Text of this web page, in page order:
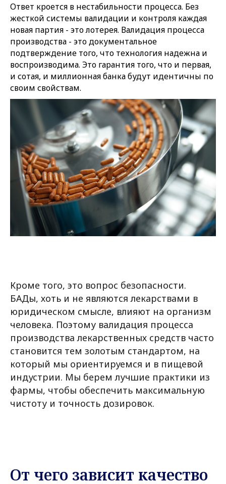
Ответ кроется в нестабильности процесса. Без
жесткой системы валидации и контроля каждая
новая партия - это лотерея. Валидация процесса
производства - это документальное
подтверждение того, что технология надежна и
воспроизводима. Это гарантия того, что и первая,
и сотая, и миллионная банка будут идентичны по
своим свойствам.
Кроме того, это вопрос безопасности.
БАДы, хоть и не являются лекарствами в
юридическом смысле, влияют на организм
человека. Поэтому валидация процесса
производства лекарственных средств часто
становится тем золотым стандартом, на
который мы ориентируемся и в пищевой
индустрии. Мы берем лучшие практики из
фармы, чтобы обеспечить максимальную
чистоту и точность дозировок.
От чего зависит качество